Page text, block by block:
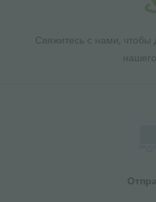
Свяжитесь с нами, чтобы